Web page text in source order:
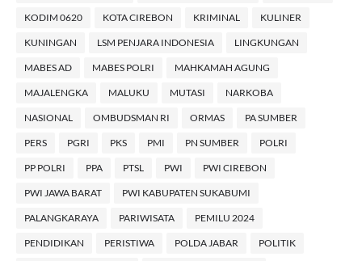
KODIM 0620 KOTA CIREBON KRIMINAL KULINER
KUNINGAN LSM PENJARA INDONESIA LINGKUNGAN
MABES AD MABES POLRI MAHKAMAH AGUNG
MAJALENGKA MALUKU MUTASI NARKOBA
NASIONAL OMBUDSMAN RI ORMAS PA SUMBER
PERS PGRI PKS PMI PN SUMBER POLRI
PP POLRI PPA PTSL PWI PWI CIREBON
PWI JAWA BARAT PWI KABUPATEN SUKABUMI
PALANGKARAYA PARIWISATA PEMILU 2024
PENDIDIKAN PERISTIWA POLDA JABAR POLITIK